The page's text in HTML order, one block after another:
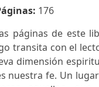
176
páginas de este
transita con el
dimensión
nuestra fe. Un